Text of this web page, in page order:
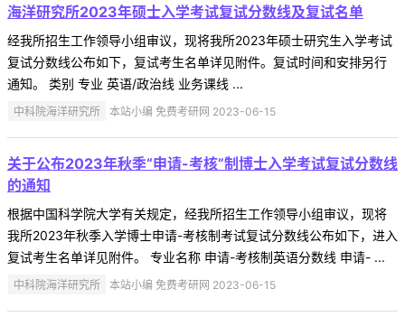
海洋研究所2023年硕士入学考试复试分数线及复试名单
经我所招生工作领导小组审议，现将我所2023年硕士研究生入学考试
复试分数线公布如下，复试考生名单详见附件。复试时间和安排另行
通知。 类别 专业 英语/政治线 业务课线 ...
中科院海洋研究所 本站小编 免费考研网 2023-06-15
关于公布2023年秋季“申请-考核”制博士入学考试复试分数线
的通知
根据中国科学院大学有关规定，经我所招生工作领导小组审议，现将
我所2023年秋季入学博士申请-考核制考试复试分数线公布如下，进入
复试考生名单详见附件。 专业名称 申请-考核制英语分数线 申请- ...
中科院海洋研究所 本站小编 免费考研网 2023-06-15